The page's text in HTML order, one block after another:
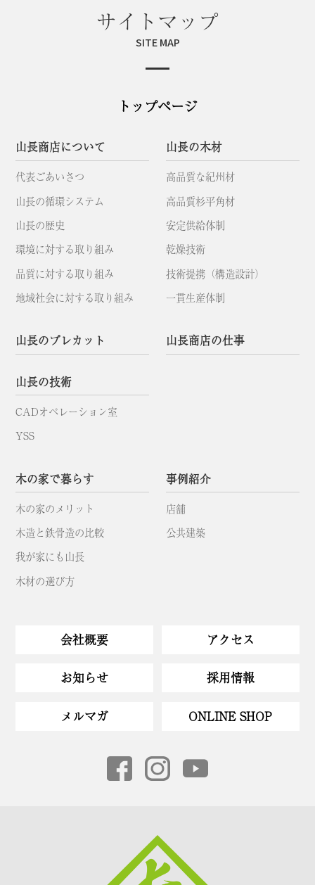
サイトマップ
SITE MAP
トップページ
山長商店について
代表ごあいさつ
山長の循環システム
山長の歴史
環境に対する取り組み
品質に対する取り組み
地域社会に対する取り組み
山長の木材
高品質な紀州材
高品質杉平角材
安定供給体制
乾燥技術
技術提携（構造設計）
一貫生産体制
山長のプレカット
山長の技術
CADオペレーション室
YSS
山長商店の仕事
木の家で暮らす
木の家のメリット
木造と鉄骨造の比較
我が家にも山長
木材の選び方
事例紹介
店舗
公共建築
会社概要 アクセス
お知らせ 採用情報
メルマガ ONLINE SHOP